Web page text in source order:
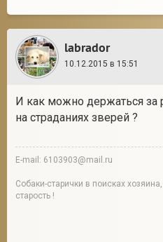
labrador
10.12.2015 в 15:51
И как можно держаться за
на страданиях зверей ?
E-mail: 6103903@mail.ru
Собаки-старички в поисках
старость !